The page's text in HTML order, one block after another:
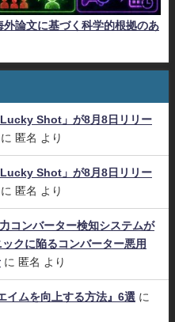
論文に基づく科学的根拠のあ
Lucky Shot」が8月8日リリー
匿名 より
Lucky Shot」が8月8日リリー
匿名 より
コンバーター検知システムが
クに陥るコンバーター悪用
に 匿名 より
イムを向上する方法』6選 に